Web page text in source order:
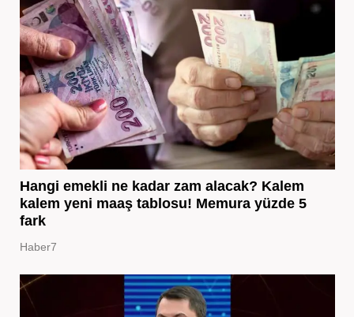
Hangi emekli ne kadar zam alacak? Kalem
kalem yeni maaş tablosu! Memura yüzde 5
fark
Haber7